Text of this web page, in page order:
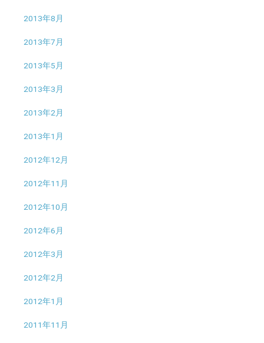
2013年8月
2013年7月
2013年5月
2013年3月
2013年2月
2013年1月
2012年12月
2012年11月
2012年10月
2012年6月
2012年3月
2012年2月
2012年1月
2011年11月